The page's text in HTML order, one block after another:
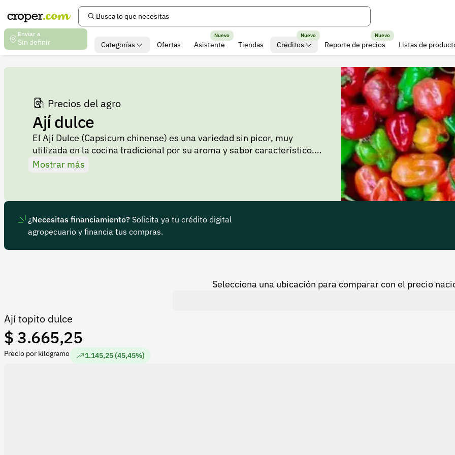
Busca lo que necesitas
Enviar a
Sin definir Categorías Ofertas Asistente
Nuevo
Tiendas Créditos
Nuevo
Reporte de precios
Nuevo
Listas de
Precios del agro
Ají dulce
El Ají Dulce (Capsicum chinense) es una variedad sin picor, muy
utilizada en la cocina tradicional por su aroma y sabor característico.
Se cultiva en varias regiones de Colombia, especialmente en zonas
de producción. Si deseas comprar Ají Dulce, esta información te
compras o ventas de manera estratégica.
Mostrar más
¿Necesitas financiamiento? Solicita ya tu crédito digital
agropecuario y financia tus compras.
Selecciona una ubicación para comparar con el precio
Ají topito dulce
$ 3.665,25
Precio por kilogramo 1.145,25 (45,45%)